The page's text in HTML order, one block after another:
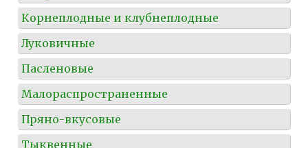
Корнеплодные и клубнеплодные
Луковичные
Пасленовые
Малораспространенные
Пряно-вкусовые
Тыквенные